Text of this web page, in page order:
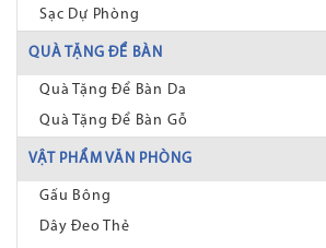
Sạc Dự Phòng
QUÀ TẶNG ĐỂ BÀN
Quà Tặng Để Bàn Da
Quà Tặng Để Bàn Gỗ
VẬT PHẨM VĂN PHÒNG
Gấu Bông
Dây Đeo Thẻ